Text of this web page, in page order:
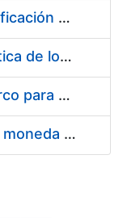
Servicio de Calibración y Verificación Externa de los Equipos de Medición del Servicio de Prevención de la FNMT-RCM
Conexión mediante Fibra Óptica de los Centros de Proceso de Datos (CPDs) de las sedes de la FNMT-RCM de Burgos y Madrid
Contratación de acuerdo marco para el Suministro de Material de Electricidad para la Fábrica Nacional de Moneda y Timbre-Real Casa de la Moneda en su centro de trabajo de Burgos
Suministro de estuches para moneda de 30 €